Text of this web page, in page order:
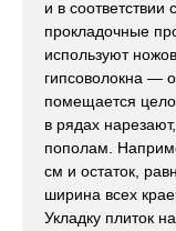
и в соответствии
прокладочные
используют
гипсоволокна —
помещается
в рядах
пополам.
см и остаток,
ширина всех
Укладку плиток